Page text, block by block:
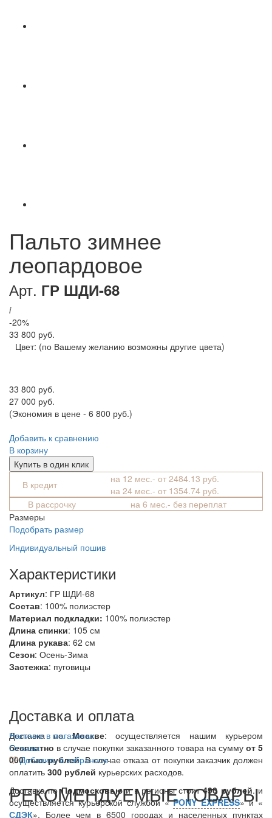
Пальто зимнее
леопардовое
Арт. ГР ШДИ-68
i
-20%
33 800 руб.
Цвет: (по Вашему желанию возможны другие цвета)
33 800 руб.
27 000 руб.
(Экономия в цене - 6 800 руб.)
Добавить к сравнению
В корзину
Купить в один клик
В кредит
на 12 мес.- от 2484.13 руб.
на 24 мес.- от 1354.74 руб.
В рассрочку
на 6 мес.- без переплат
Размеры
Подобрать размер
Индивидуальный пошив
Характеристики
Артикул: ГР ШДИ-68
Состав: 100% полиэстер
Материал подкладки: 100% полиэстер
Длина спинки: 105 см
Длина рукава: 62 см
Сезон: Осень-Зима
Застежка: пуговицы
Доставка и оплата
Доставка поМоскве: осуществляется нашим курьером
бесплатно в случае покупки заказанного товара на сумму от 5
000 тыс. рублей. В случае отказа от покупки заказчик должен
оплатить 300 рублей курьерских расходов.
Доставка поПодмосковьюи в регионы стоит490 рублей. и
осуществляется курьерской службой «PONY EXPRESS» и «
СДЭК». Более чем в 6500 городах и населенных пунктах
Наличие в магазинах
Отзывы
Добавить в избранное
РЕКОМЕНДУЕМЫЕ ТОВАРЫ